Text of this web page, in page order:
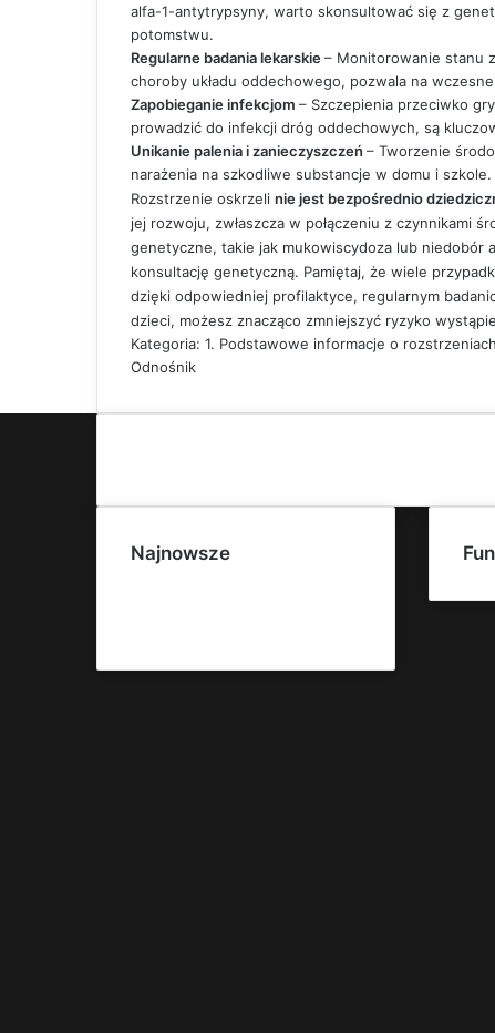
alfa-1-antytrypsyny, warto skonsultować się z
potomstwu.
Regularne badania lekarskie– Monitorowanie stanu
choroby układu oddechowego, pozwala na
Zapobieganie infekcjom – Szczepienia przeciwko
prowadzić do infekcji dróg oddechowych, są
Unikanie palenia i zanieczyszczeń – Tworzenie
narażenia na szkodliwe substancje w domu i szkole.
Rozstrzenie oskrzeli nie jest bezpośrednio
jej rozwoju, zwłaszcza w połączeniu z czynnikami
genetyczne, takie jak mukowiscydoza lub
konsultację genetyczną. Pamiętaj, że wiele
dzięki odpowiedniej profilaktyce, regularnym
dzieci, możesz znacząco zmniejszyć ryzyko
Kategoria: 1. Podstawowe informacje o
Odnośnik
Najnowsze